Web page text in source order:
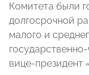
Комитета были
долгосрочной
малого и
вице-